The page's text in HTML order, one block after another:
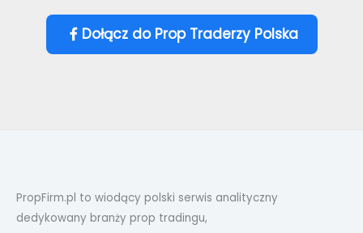
Dołącz do Prop Traderzy Polska
PropFirm.pl to wiodący polski serwis analityczny
dedykowany branży prop tradingu,